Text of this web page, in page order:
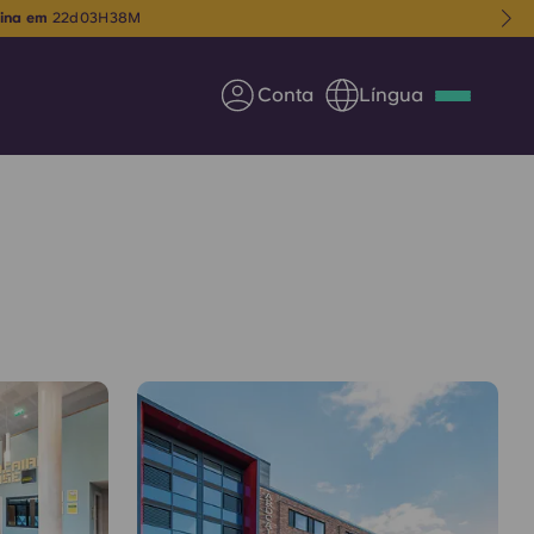
Conta Língua
Parceria com a Yugo
Informação para os pais
Entre em contacto
connosco
em 22d03H38M